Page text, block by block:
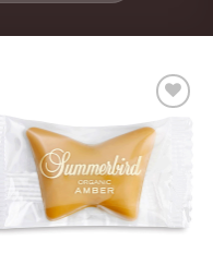
Zur
Wunschliste
hinzufügen